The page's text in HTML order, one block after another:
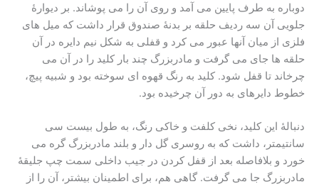
دوباره به طرف پایین می آمد و روی آن را می پوشاند. بر دیوارۀ
جلویی آن سه ردیف حلقه بر بدنۀ صندوق قرار داشت که میل های
فلزی از میان آنها عبور می کرد و قفلی به شکل نیم دایره در آن
حلقه ها جای می گرفت و مادربزرگ چند بار کلید را در آن می
چرخاند تا قفل شود. کلید به رنگ قهوه ای سوخته بود و شبیه پیچ،
خطوط دایرهای به دور آن چرخیده بود.
دنبالۀ این کلید، نخی کلفت و خاکی رنگ، به طول بیست سی
سانتیمتر، داشت که به روسری گل دار و بلند مادربزرگ گره می
خورد و بلافاصله بعد از قفل کردن در جیب داخلی سمت چپ جلیقۀ
مادربزرگ جا می گرفت. گاهی هم، برای اطمینان بیشتر، آن را از